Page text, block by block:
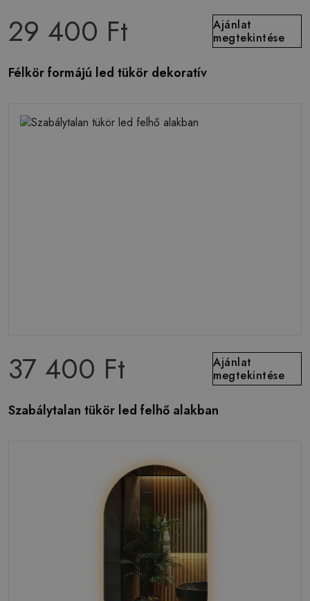
29 400 Ft
Ajánlat
megtekintése
Félkör formájú led tükör dekoratív
37 400 Ft
Ajánlat
megtekintése
Szabálytalan tükör led felhő alakban